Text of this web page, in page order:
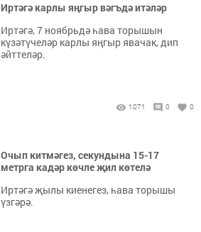
Иртәгә карлы яңгыр вәгъдә итәләр
Иртәгә, 7 ноябрьдә һава торышын
күзәтүчеләр карлы яңгыр явачак, дип
әйттеләр.
1071 0 0
Очып китмәгез, секундына 15-17
метрга кадәр көчле җил көтелә
Иртәгә җылы киенегез, һава торышы
үзгәрә.